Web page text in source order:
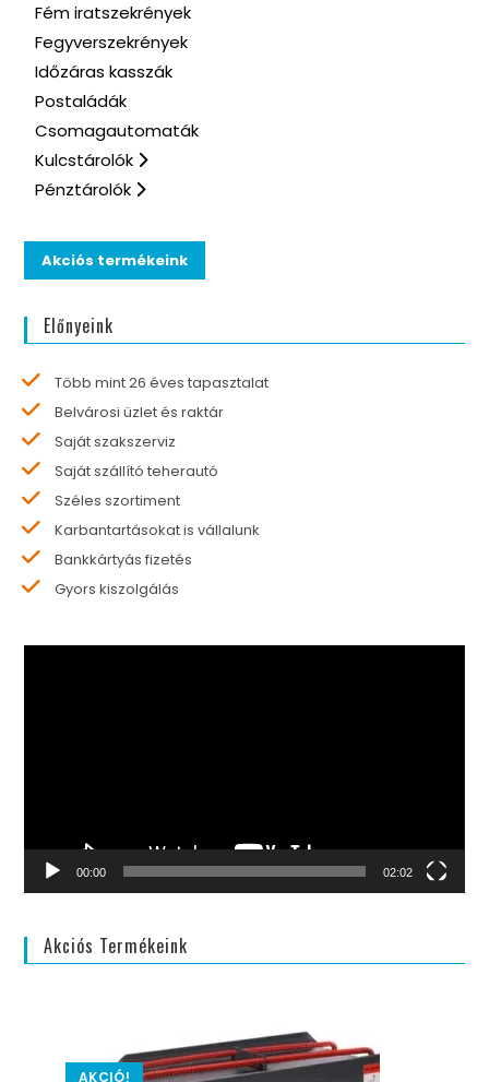
Fém iratszekrények
Fegyverszekrények
Időzáras kasszák
Postaládák
Csomagautomaták
Kulcstárolók
Pénztárolók
Akciós termékeink
Előnyeink
Több mint 26 éves tapasztalat
Belvárosi üzlet és raktár
Saját szakszerviz
Saját szállító teherautó
Széles szortiment
Karbantartásokat is vállalunk
Bankkártyás fizetés
Gyors kiszolgálás
00:00 02:02
Akciós Termékeink
AKCIÓ!